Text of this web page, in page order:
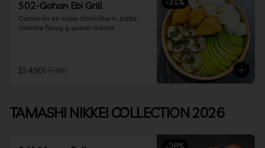
502-Gohan Ebi Grill
Camarón en salsa chimichurri, palta,
camote furay y queso crema.
$5.490$7.990
TAMASHI NIKKEI COLLECTION 2026